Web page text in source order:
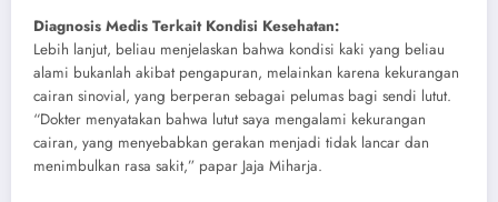
Diagnosis Medis Terkait Kondisi Kesehatan:
Lebih lanjut, beliau menjelaskan bahwa kondisi kaki yang beliau
alami bukanlah akibat pengapuran, melainkan karena kekurangan
cairan sinovial, yang berperan sebagai pelumas bagi sendi lutut.
“Dokter menyatakan bahwa lutut saya mengalami kekurangan
cairan, yang menyebabkan gerakan menjadi tidak lancar dan
menimbulkan rasa sakit,” papar Jaja Miharja.